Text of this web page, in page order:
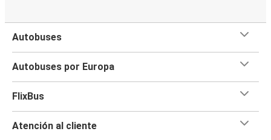
Autobuses
Autobuses por Europa
FlixBus
Atención al cliente